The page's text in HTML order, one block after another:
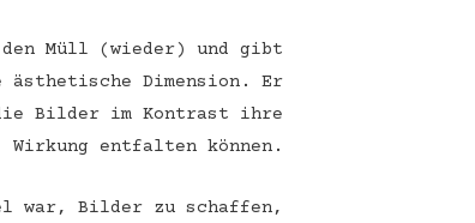
Müll (wieder) und gibt
ästhetische Dimension. Er
Bilder im Kontrast ihre
Wirkung entfalten können.
war, Bilder zu schaffen,